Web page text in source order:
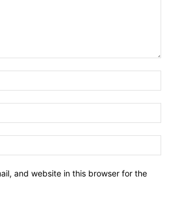
and website in this browser for the